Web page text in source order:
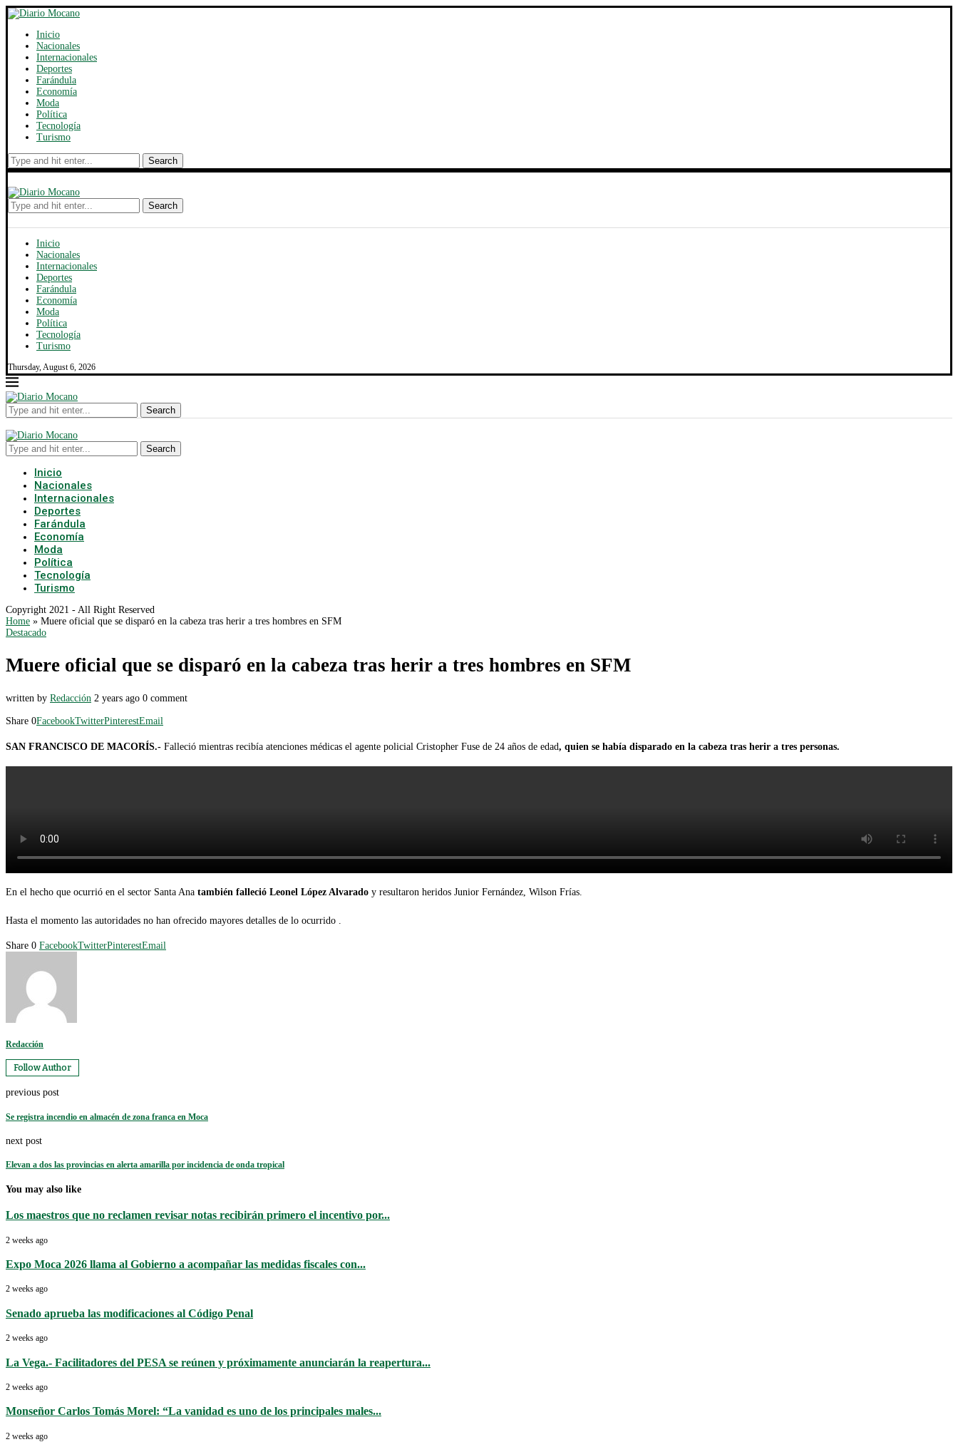
Inicio
Nacionales
Internacionales
Deportes
Farándula
Economía
Moda
Política
Tecnología
Turismo
Search
Search
Inicio
Nacionales
Internacionales
Deportes
Farándula
Economía
Moda
Política
Tecnología
Turismo
Thursday, August 6, 2026
Search
Search
Inicio
Nacionales
Internacionales
Deportes
Farándula
Economía
Moda
Política
Tecnología
Turismo
Copyright 2021 - All Right Reserved
Home » Muere oficial que se disparó en la cabeza tras herir a tres hombres en SFM
Destacado
Muere oficial que se disparó en la cabeza tras herir a tres hombres en SFM
written by Redacción 2 years ago 0 comment
Share 0FacebookTwitterPinterestEmail
SAN FRANCISCO DE MACORÍS.- Falleció mientras recibía atenciones médicas el agente policial Cristopher Fuse de 24 años de edad, quien se había disparado en la cabeza tras herir a tres personas.
En el hecho que ocurrió en el sector Santa Ana también falleció Leonel López Alvarado y resultaron heridos Junior Fernández, Wilson Frías.
Hasta el momento las autoridades no han ofrecido mayores detalles de lo ocurrido .
Share 0 FacebookTwitterPinterestEmail
Redacción
Follow Author
previous post
Se registra incendio en almacén de zona franca en Moca
next post
Elevan a dos las provincias en alerta amarilla por incidencia de onda tropical
You may also like
Los maestros que no reclamen revisar notas recibirán primero el incentivo por...
2 weeks ago
Expo Moca 2026 llama al Gobierno a acompañar las medidas fiscales con...
2 weeks ago
Senado aprueba las modificaciones al Código Penal
2 weeks ago
La Vega.- Facilitadores del PESA se reúnen y próximamente anunciarán la reapertura...
2 weeks ago
Monseñor Carlos Tomás Morel: “La vanidad es uno de los principales males...
2 weeks ago